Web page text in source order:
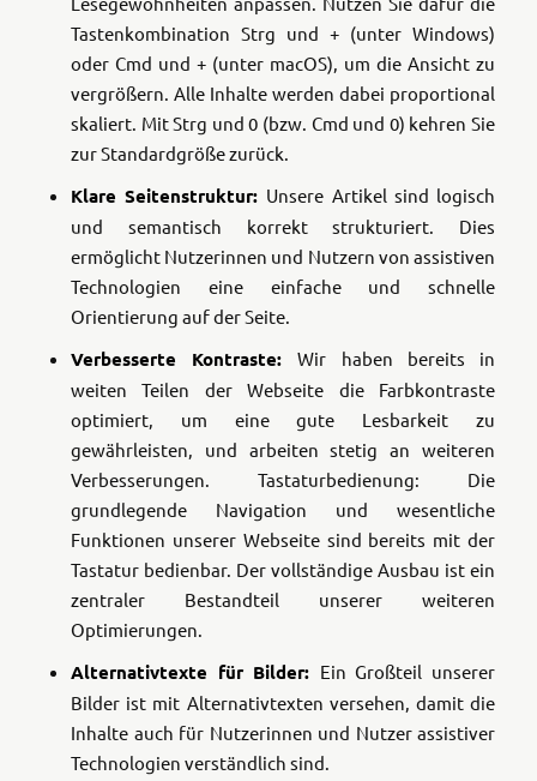
Tastenkombination Strg und + (unter Windows)
oder Cmd und + (unter macOS), um die Ansicht zu
vergrößern. Alle Inhalte werden dabei proportional
skaliert. Mit Strg und 0 (bzw. Cmd und 0) kehren Sie
zur Standardgröße zurück.
Klare Seitenstruktur: Unsere Artikel sind logisch
und semantisch korrekt strukturiert. Dies
ermöglicht Nutzerinnen und Nutzern von assistiven
Technologien eine einfache und schnelle
Orientierung auf der Seite.
Verbesserte Kontraste:Wir haben bereits in
weiten Teilen der Webseite die Farbkontraste
optimiert, um eine gute Lesbarkeit zu
gewährleisten, und arbeiten stetig an weiteren
Verbesserungen. Tastaturbedienung: Die
grundlegende Navigation und wesentliche
Funktionen unserer Webseite sind bereits mit der
Tastatur bedienbar. Der vollständige Ausbau ist ein
zentraler Bestandteil unserer weiteren
Optimierungen.
Alternativtexte für Bilder: Ein Großteil unserer
Bilder ist mit Alternativtexten versehen, damit die
Inhalte auch für Nutzerinnen und Nutzer assistiver
Technologien verständlich sind.